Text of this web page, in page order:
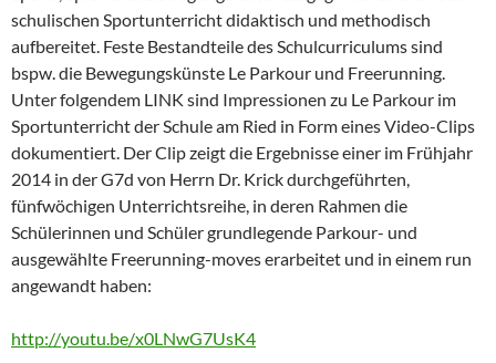
schulischen Sportunterricht didaktisch und methodisch
aufbereitet. Feste Bestandteile des Schulcurriculums sind
bspw. die Bewegungskünste Le Parkour und Freerunning.
Unter folgendem LINK sind Impressionen zu Le Parkour im
Sportunterricht der Schule am Ried in Form eines Video-Clips
dokumentiert. Der Clip zeigt die Ergebnisse einer im Frühjahr
2014 in der G7d von Herrn Dr. Krick durchgeführten,
fünfwöchigen Unterrichtsreihe, in deren Rahmen die
Schülerinnen und Schüler grundlegende Parkour- und
ausgewählte Freerunning-moves erarbeitet und in einem run
angewandt haben:
http://youtu.be/x0LNwG7UsK4